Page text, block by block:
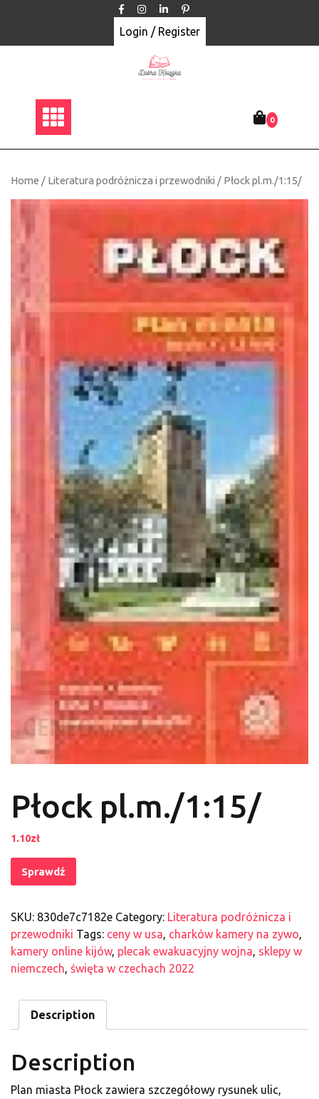
Login / Register
0
Home / Literatura podróżnicza i przewodniki / Płock pl.m./1:15/
Płock pl.m./1:15/
1.10zł
Sprawdź
SKU: 830de7c7182e Category: Literatura podróżnicza i
przewodniki Tags: ceny w usa, charków kamery na zywo,
kamery online kijów, plecak ewakuacyjny wojna, sklepy w
niemczech, święta w czechach 2022
Description
Description
Plan miasta Płock zawiera szczegółowy rysunek ulic,